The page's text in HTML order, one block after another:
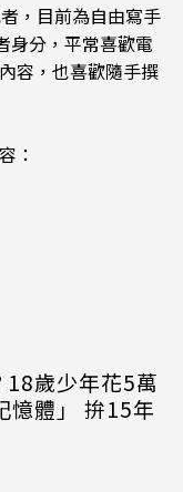
，目前為自由寫手
分，平常喜歡電
容，也喜歡隨手撰
：
歲少年花5萬
憶體」 拚15年